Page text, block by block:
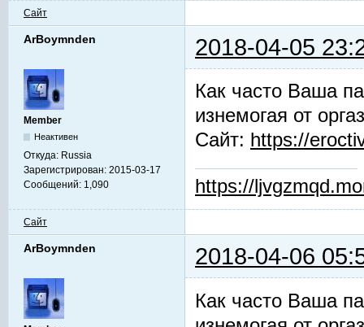
Сайт
ArBoymnden 2018-04-05
Member
Неактивен
Откуда: Russia
Зарегистрирован: 2015-03-17
Сообщений: 1,090
Как часто Ваша
изнемогая от
Сайт: https://
https://
Сайт
ArBoymnden 2018-04-06
Как часто Ваша